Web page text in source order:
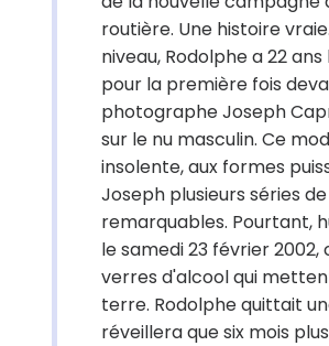
routière. Une histoire
niveau, Rodolphe a 22
pour la première fois
photographe Joseph
sur le nu masculin. Ce
insolente, aux formes
Joseph plusieurs séries
remarquables. Pourtant,
le samedi 23 février 2002,
verres d'alcool qui
terre. Rodolphe quittait
réveillera que six mois